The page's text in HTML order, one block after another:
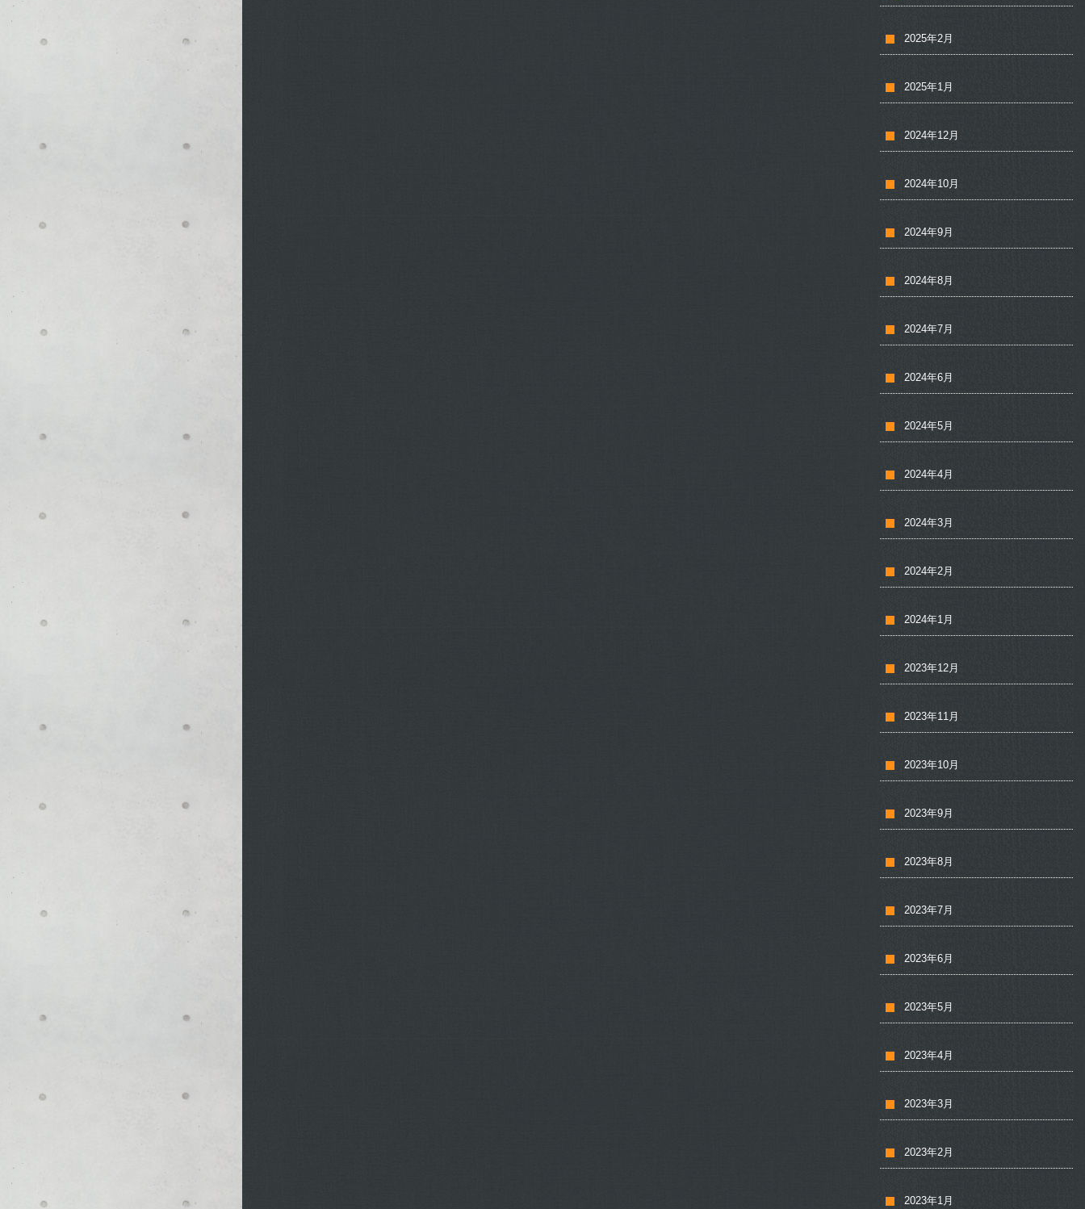
2025年2月
2025年1月
2024年12月
2024年10月
2024年9月
2024年8月
2024年7月
2024年6月
2024年5月
2024年4月
2024年3月
2024年2月
2024年1月
2023年12月
2023年11月
2023年10月
2023年9月
2023年8月
2023年7月
2023年6月
2023年5月
2023年4月
2023年3月
2023年2月
2023年1月